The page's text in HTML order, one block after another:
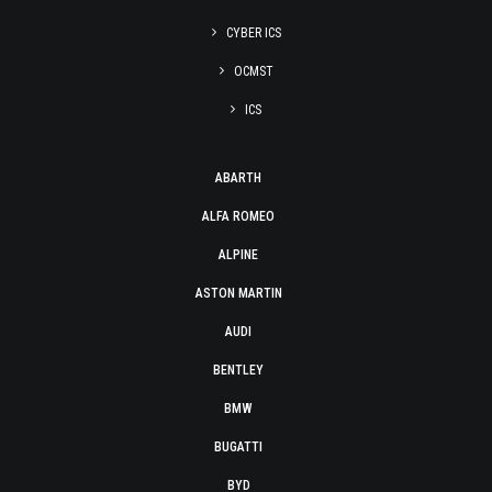
CYBER ICS
OCMST
ICS
ABARTH
ALFA ROMEO
ALPINE
ASTON MARTIN
AUDI
BENTLEY
BMW
BUGATTI
BYD